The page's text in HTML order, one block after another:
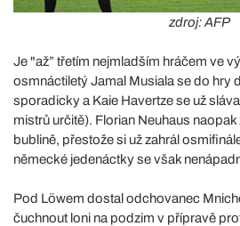
zdroj: AFP
Je "až” třetím nejmladším hráčem ve
osmnáctiletý Jamal Musiala se do hry
sporadicky a Kaie Havertze se už
mistrů určitě). Florian Neuhaus
bublině, přestože si už zahrál
německé jedenáctky se však
Pod Löwem dostal odchovanec
čuchnout loni na podzim v přípravě